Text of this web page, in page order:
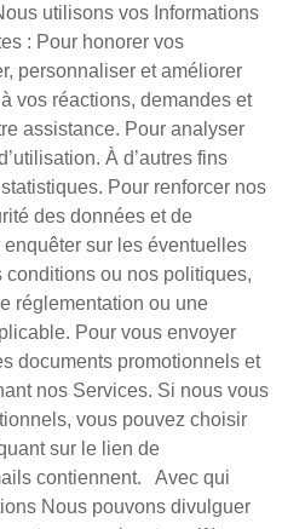
utilisons vos Informations
: Pour honorer vos
personnaliser et améliorer
vos réactions, demandes et
assistance. Pour analyser
À d’autres fins
Pour renforcer nos
des données et de
sur les éventuelles
ou nos politiques,
réglementation ou une
Pour vous envoyer
documents promotionnels et
nos Services. Si nous vous
vous pouvez choisir
sur le lien de
contiennent. ​​ ​ Avec qui
Nous pouvons divulguer